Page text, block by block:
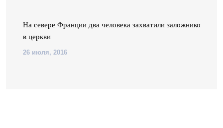
На севере Франции два человека захватили заложников
в церкви
26 июля, 2016